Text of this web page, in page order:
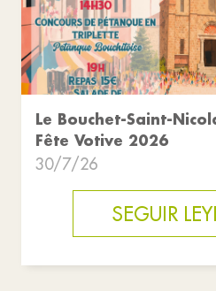
Le Bouchet-Saint-
Fête Votive 2026
30/7/26
SEGUIR